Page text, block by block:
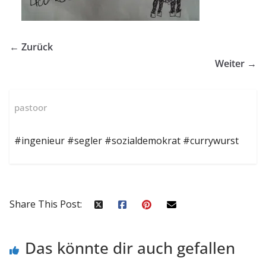
← Zurück
Weiter →
pastoor
#ingenieur #segler #sozialdemokrat #currywurst
Share This Post:
Das könnte dir auch gefallen